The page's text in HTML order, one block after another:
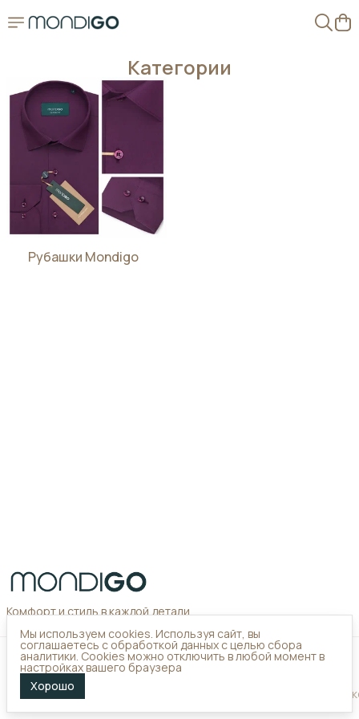
Категории
Рубашки Mondigo
Комфорт и стиль в каждой детали
Контакты
Адрес
г. Орёл, улица Чешская 6А
Телефон
Режим работы
ОплатаДоставка Политика
Мы используем cookies. Используя сайт, вы
соглашаетесь с обработкой данных с целью сбора
аналитики. Cookies можно отключить в любой момент в
настройках вашего браузера
Хорошо